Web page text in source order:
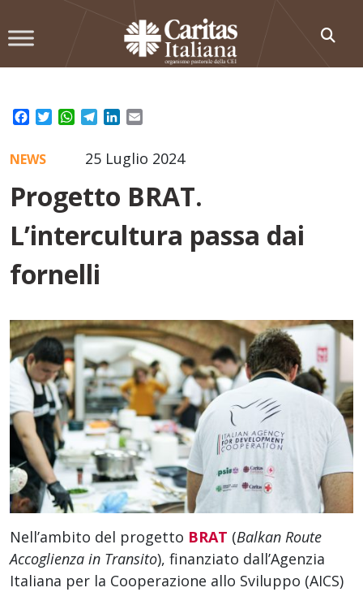
to
Facebook
TwitterWhatsApp
TelegramLinkedIn
25 Luglio 2024
NEWS
Progetto BRAT.
L’intercultura passa dai
fornelli
Nell’ambito del progetto BRAT (Balkan Route
Accoglienza in Transito), finanziato dall’Agenzia
Italiana per la Cooperazione allo Sviluppo (AICS)